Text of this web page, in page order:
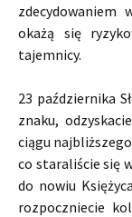
zdecydowaniem
okażą się
tajemnicy.
23 października
znaku,
ciągu
co staraliście się
do nowiu
rozpoczniecie